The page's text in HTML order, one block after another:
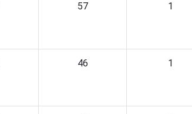
57 1
46 1